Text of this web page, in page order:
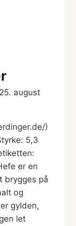
25. august
)
5,3
er en
brygges på
og
gylden,
let